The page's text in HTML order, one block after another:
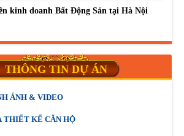
kinh doanh Bất Động Sản tại Hà Nội
THÔNG TIN DỰ ÁN
ẢNH & VIDEO
THIẾT KẾ CĂN HỘ